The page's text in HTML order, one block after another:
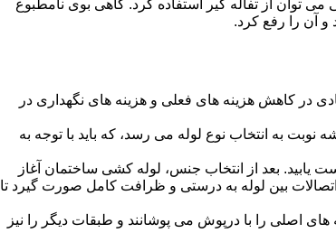
توان از تفاله گیر استفاده کرد. گاهی بوی نامطبوع
و آن را رفع کرد.
در کاهش هزینه های فعلی و هزینه های نگهداری در
نوبت به انتخاب نوع لوله می رسد، که باید با توجه به
یابید. بعد از انتخاب جنس، لوله کشی ساختمان آغاز
بین لوله به درستی و ظرافت کامل صورت گیرد تا
های اصلی را با درپوش می پوشانند و طبقات دیگر را نیز